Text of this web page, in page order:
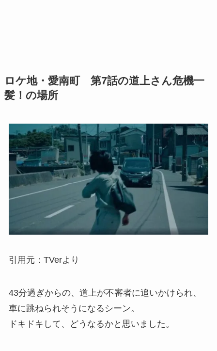
ロケ地・愛南町 第7話の道上さん危機一
髪！の場所
引用元：TVerより
43分過ぎからの、道上が不審者に追いかけられ、
車に跳ねられそうになるシーン。
ドキドキして、どうなるかと思いました。